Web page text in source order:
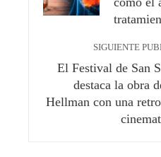
SIGUIENTE
El Festival de San
destaca la obra
Hellman con una